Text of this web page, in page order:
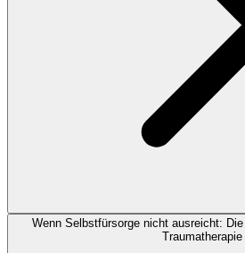
Wenn Selbstfürsorge nicht ausreicht:
Traumatherapie